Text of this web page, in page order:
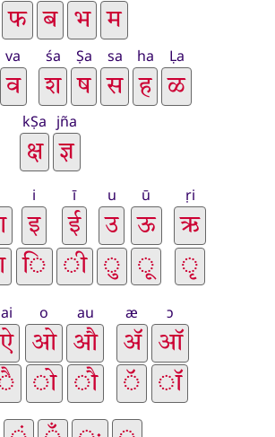
va śa Ṣa sa ha Ḷa
kṢa jña
i ī u ū ṛi
ai o au æ ɔ